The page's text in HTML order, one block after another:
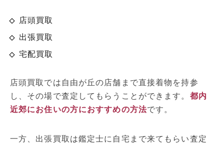
店頭買取
出張買取
宅配買取
店頭買取では自由が丘の店舗まで直接着物を持参
し、その場で査定してもらうことができます。 都内
近郊にお住いの方におすすめの方法です。
一方、出張買取は鑑定士に自宅まで来てもらい査定